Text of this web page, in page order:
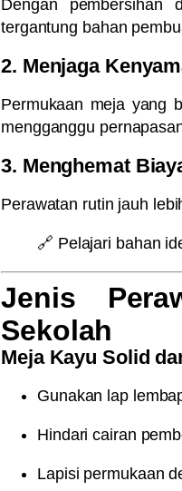
Dengan pembersihan
tergantung bahan
2. Menjaga
Permukaan meja yang
mengganggu
3. Menghemat
Perawatan rutin jauh
🔗 Pelajari bahan
Jenis
Sekolah
Meja Kayu Solid
Gunakan lap
Hindari cairan
Lapisi permukaan